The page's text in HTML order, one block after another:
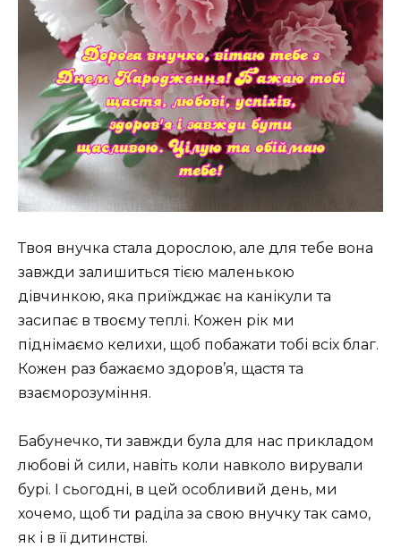
Твоя внучка стала дорослою, але для тебе вона
завжди залишиться тією маленькою
дівчинкою, яка приїжджає на канікули та
засипає в твоєму теплі. Кожен рік ми
піднімаємо келихи, щоб побажати тобі всіх благ.
Кожен раз бажаємо здоров’я, щастя та
взаєморозуміння.
Бабунечко, ти завжди була для нас прикладом
любові й сили, навіть коли навколо вирували
бурі. І сьогодні, в цей особливий день, ми
хочемо, щоб ти раділа за свою внучку так само,
як і в її дитинстві.